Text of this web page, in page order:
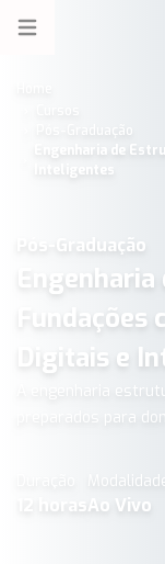
Open menu
Pós-Graduação
Engenharia de
Inteligentes
Pós-Graduação
Digitais e
A engenharia
preparados para
horas Ao Vivo
Engenharia de